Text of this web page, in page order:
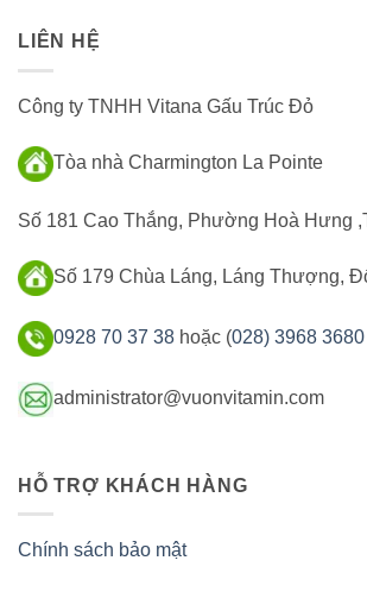
LIÊN HỆ
Công ty TNHH Vitana Gấu Trúc Đỏ
Tòa nhà Charmington La Pointe
Số 181 Cao Thắng, Phường Hoà Hưng
Số 179 Chùa Láng, Láng Thượng,
0928 70 37 38 hoặc (028) 3968 3680
administrator@vuonvitamin.com
HỖ TRỢ KHÁCH HÀNG
Chính sách bảo mật